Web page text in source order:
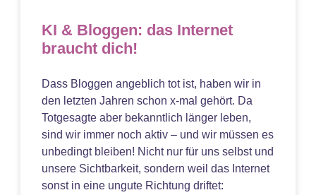
KI & Bloggen: das Internet
braucht dich!
Dass Bloggen angeblich tot ist, haben wir in
den letzten Jahren schon x-mal gehört. Da
Totgesagte aber bekanntlich länger leben,
sind wir immer noch aktiv – und wir müssen es
unbedingt bleiben! Nicht nur für uns selbst und
unsere Sichtbarkeit, sondern weil das Internet
sonst in eine ungute Richtung driftet: